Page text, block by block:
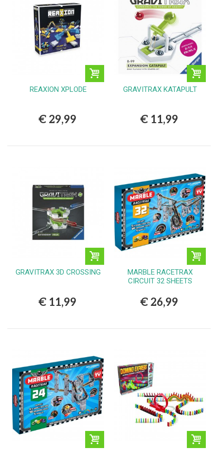
REAXION XPLODE
€ 29,99
GRAVITRAX KATAPULT
€ 11,99
GRAVITRAX 3D CROSSING
€ 11,99
MARBLE RACETRAX
CIRCUIT 32 SHEETS
€ 26,99